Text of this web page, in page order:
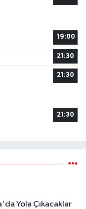
19:00
21:30
21:30
21:30